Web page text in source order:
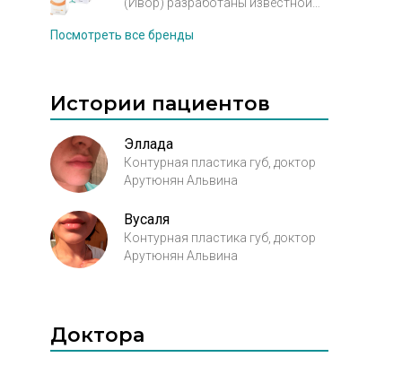
неживотного происхождения.
семейство филлеров Hyal Style®
является одним из самых
безопасных на рынке препаратов
для контурной пластики.
которая входит во всемирно
биологических и
исследованиях. В производстве
филлера YVOIRE используется
HESH технологии,
LGLS.
Посмотреть все бренды
Истории пациентов
Эллада
Контурная пластика губ, доктор
Арутюнян Альвина
Вусаля
Контурная пластика губ, доктор
Арутюнян Альвина
Доктора